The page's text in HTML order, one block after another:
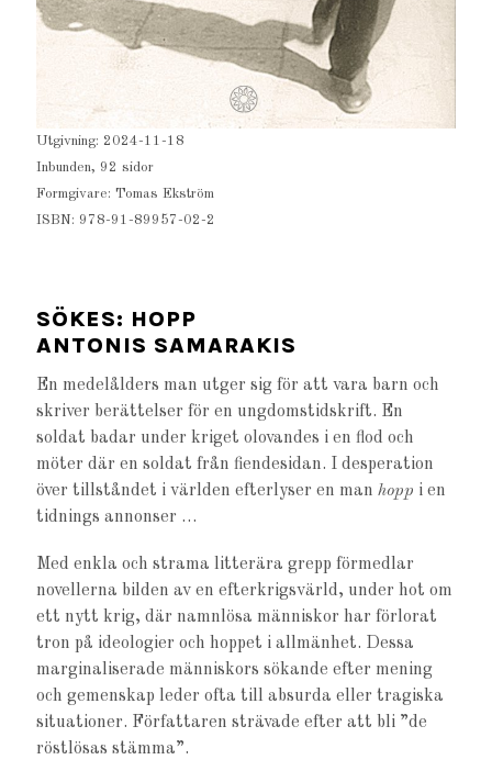
Utgivning: 2024-11-18
Inbunden, 92 sidor
Formgivare: Tomas Ekström
ISBN: 978-91-89957-02-2
SÖKES: HOPP
ANTONIS SAMARAKIS
En medelålders man utger sig för att vara barn och
skriver berättelser för en ungdomstidskrift. En
soldat badar under kriget olovandes i en flod och
möter där en soldat från fiendesidan. I desperation
över tillståndet i världen efterlyser en manhopp i en
tidnings annonser …
Med enkla och strama litterära grepp förmedlar
novellerna bilden av en efterkrigsvärld, under hot om
ett nytt krig, där namnlösa människor har förlorat
tron på ideologier och hoppet i allmänhet. Dessa
marginaliserade människors sökande efter mening
och gemenskap leder ofta till absurda eller tragiska
situationer. Författaren strävade efter att bli ”de
röstlösas stämma”.